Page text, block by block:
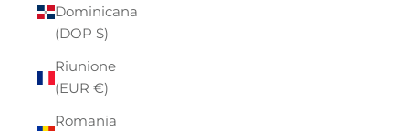
Dominicana
(DOP $)
Riunione
(EUR €)
Romania